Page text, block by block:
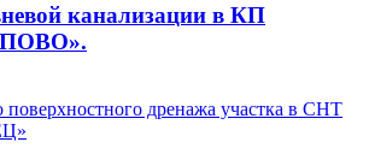
канализации в КП